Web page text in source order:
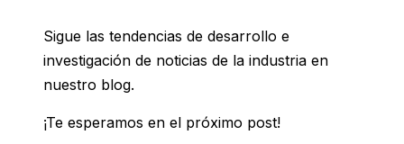
Sigue las tendencias de desarrollo e
investigación de noticias de la industria en
nuestro blog.
¡Te esperamos en el próximo post!